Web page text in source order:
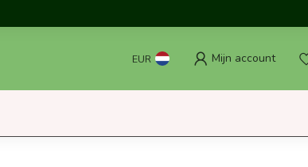
EUR Mijn account